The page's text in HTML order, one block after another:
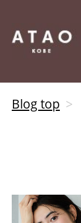
Blog top